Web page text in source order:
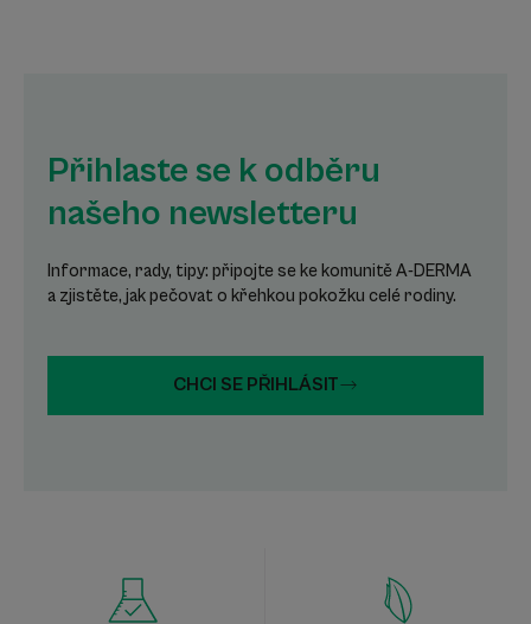
Přihlaste se k odběru
našeho newsletteru
Informace, rady, tipy: připojte se ke komunitě A-DERMA
a zjistěte, jak pečovat o křehkou pokožku celé rodiny.
CHCI SE PŘIHLÁSIT